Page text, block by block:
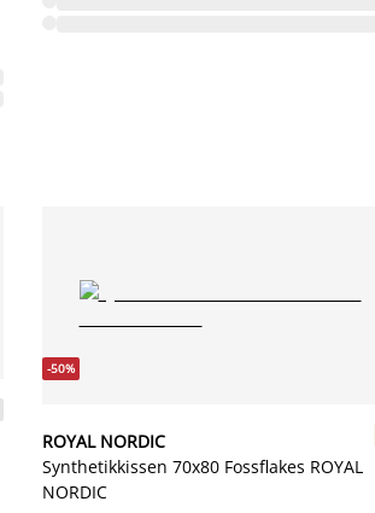
-50%
ROYAL NORDIC
Synthetikkissen 70x80 Fossflakes ROYAL
NORDIC